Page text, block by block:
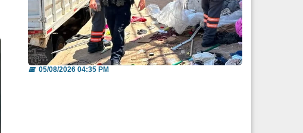
Invitan a reportar espacios públicos
invadidos a través...
📅05/08/2026 04:35 PM